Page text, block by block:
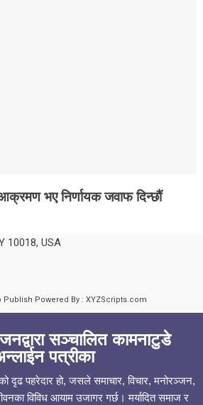
भए निर्णायक जवाफ दिन्छौं
10018, USA
Publish Powered By : XYZScripts.com
सञ्चालित कामनाटुडे
पत्रीका
दृढ पहरेदार हो, जसले समाचार, विचार, मनोरञ्जन,
विविध आयाम उजागर गर्छ। मर्यादित समाज र